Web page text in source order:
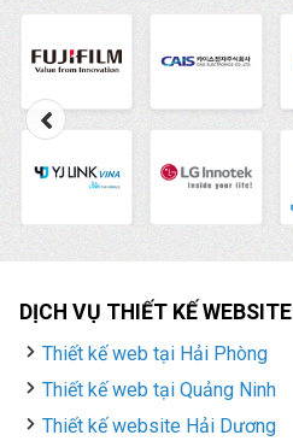
DỊCH VỤ THIẾT KẾ WEBSITE
Thiết kế web tại Hải Phòng
Thiết kế web tại Quảng Ninh
Thiết kế website Hải Dương